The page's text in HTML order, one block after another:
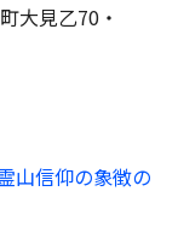
大見乙70・
山信仰の象徴の